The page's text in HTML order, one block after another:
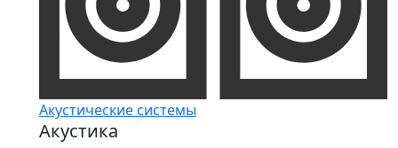
Акустические системы
Акустика